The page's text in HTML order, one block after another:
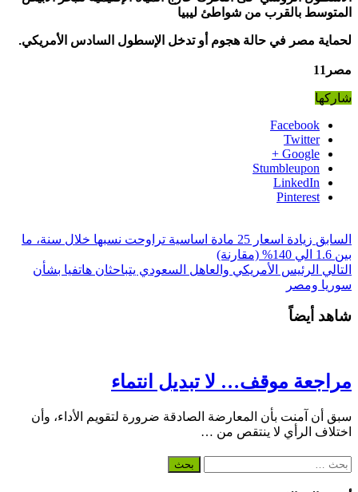
المتوسط بالقرب من شواطئ ليبيا
لحماية مصر في حالة هجوم أو تدخل الإسطول السادس الأمريكي.
مصر11
شاركها
Facebook
Twitter
Google +
Stumbleupon
LinkedIn
Pinterest
السابق
زيادة اسعار 25 مادة اساسية تراوحت نسبها خلال سنة، ما
بين 1.6 الي 140% (مقارنة)
التالي الرئيس الأمريكي والعاهل السعودي يتباحثان هاتفيا بشأن
سوريا ومصر
شاهد أيضاً
مراجعة موقف… لا تبديل انتماء
سبق أن آمنت بأن المعارضة الصادقة ضرورة لتقويم الأداء، وأن
اختلاف الرأي لا ينتقص من …
البحث